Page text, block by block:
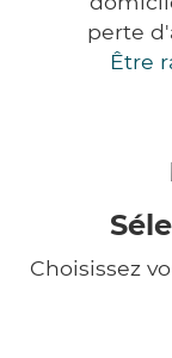
perte
Être
Choisissez